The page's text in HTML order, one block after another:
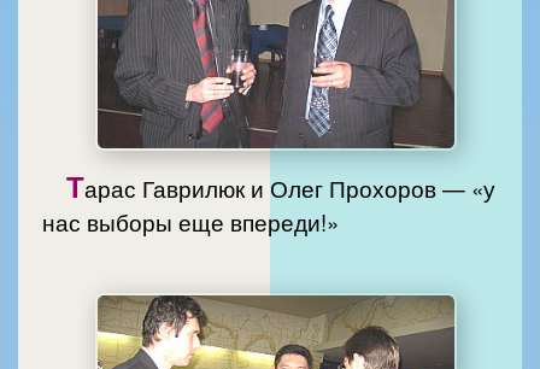
Тарас Гаврилюк и Олег Прохоров — «у
нас выборы еще впереди!»